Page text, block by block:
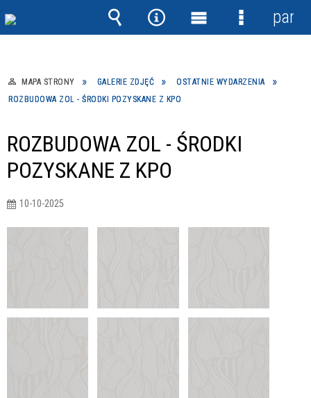
MAPA STRONY GALERIE ZDJĘĆ
OSTATNIE WYDARZENIA
ROZBUDOWA ZOL - ŚRODKI POZYSKANE Z KPO
ROZBUDOWA ZOL - ŚRODKI
POZYSKANE Z KPO
10-10-2025
Wyszukiwarka
Narzędzia
Menu Menu
panel